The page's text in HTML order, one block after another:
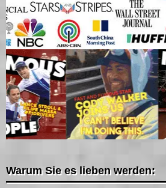
Warum Sie es lieben werden: